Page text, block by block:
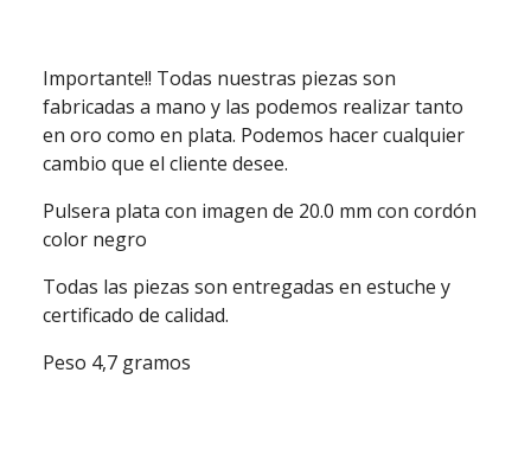
Importante!! Todas nuestras piezas son
fabricadas a mano y las podemos realizar tanto
en oro como en plata. Podemos hacer cualquier
cambio que el cliente desee.
Pulsera plata con imagen de 20.0 mm con cordón
color negro
Todas las piezas son entregadas en estuche y
certificado de calidad.
Peso 4,7 gramos